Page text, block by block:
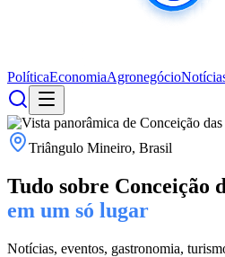
PolíticaEconomiaAgronegócio
Triângulo Mineiro, Brasil
Tudo sobre Conceição
em um só lugar
Notícias, eventos, gastronomia,